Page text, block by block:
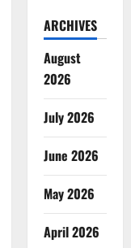
ARCHIVES
August
2026
July 2026
June 2026
May 2026
April 2026